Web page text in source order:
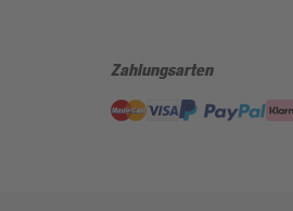
Zahlungsarten